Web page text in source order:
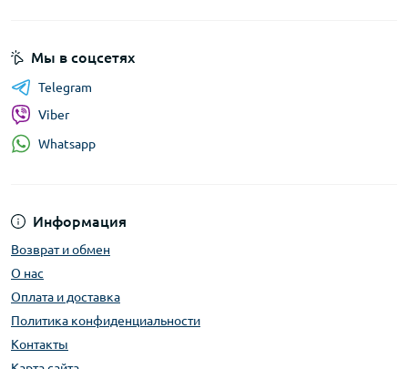
Информация
Возврат и обмен
О нас
Оплата и доставка
Политика конфиденциальности
Контакты
Мы в соцсетях
Telegram
Viber
Whatsapp